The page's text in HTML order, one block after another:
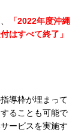
「2022年度沖縄
はすべて終了」
導枠が埋まって
ることも可能で
ービスを実施す